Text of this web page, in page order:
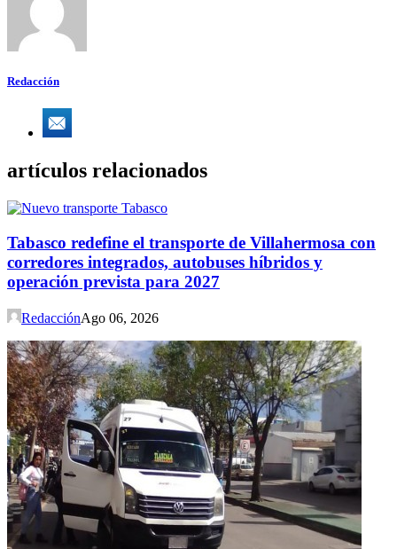
Redacción
artículos relacionados
Tabasco redefine el transporte de Villahermosa con
corredores integrados, autobuses híbridos y
operación prevista para 2027
RedacciónAgo 06, 2026